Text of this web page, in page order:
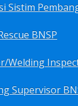
BNSP
Welding
Supervisor